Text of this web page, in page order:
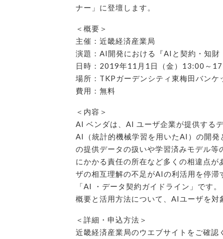
ナー」に登壇します。
＜概要＞
主催：近畿経済産業局
演題：AI開発における『AIと契約・知財
日時：2019年11月1日（金）13:00～
場所：TKPガーデンシティ東梅田バンケ
費用：無料
＜内容＞
AI ベンダは、AI ユーザ企業が提供する
AI（統計的機械学習を用いたAI）の開
の提供データの扱いや学習済みモデル
にかかる責任の所在など多くの相違点
ザの相互理解の不足がAIの利活用を停
「AI ・データ契約ガイドライン」です
概要と活用方法について、AIユーザを対
＜詳細・申込方法＞
近畿経済産業局のウエブサイトをご確認